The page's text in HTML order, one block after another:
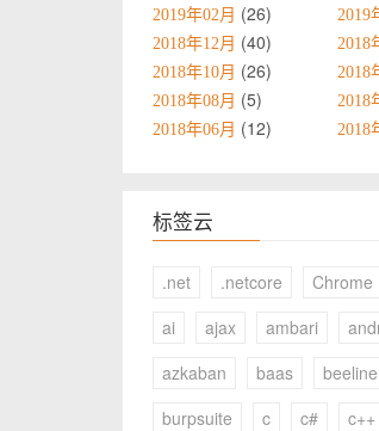
2019年02月 26 2019
2018年12月 40 2018
2018年10月 26 2018
2018年08月 5 2018
2018年06月 12 2018
标签云
.net .netcore Chrome
ai
ajax ambari
azkaban
baas beeline
burpsuite
c c# c++